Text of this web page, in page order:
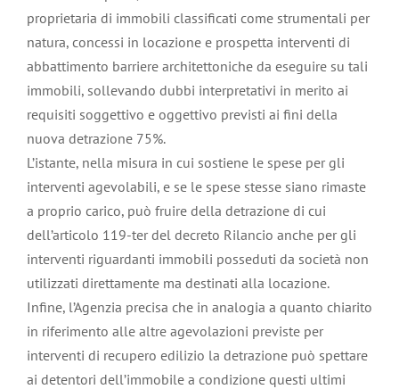
proprietaria di immobili classificati come strumentali per
natura, concessi in locazione e prospetta interventi di
abbattimento barriere architettoniche da eseguire su tali
immobili, sollevando dubbi interpretativi in merito ai
requisiti soggettivo e oggettivo previsti ai fini della
nuova detrazione 75%.
L’istante, nella misura in cui sostiene le spese per gli
interventi agevolabili, e se le spese stesse siano rimaste
a proprio carico, può fruire della detrazione di cui
dell’articolo 119-ter del decreto Rilancio anche per gli
interventi riguardanti immobili posseduti da società non
utilizzati direttamente ma destinati alla locazione.
Infine, l’Agenzia precisa che in analogia a quanto chiarito
in riferimento alle altre agevolazioni previste per
interventi di recupero edilizio la detrazione può spettare
ai detentori dell’immobile a condizione questi ultimi